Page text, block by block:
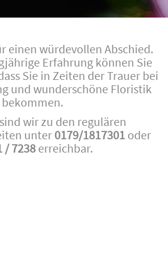
einen würdevollen Abschied.
Erfahrung können Sie
Sie in Zeiten der Trauer bei
und wunderschöne Floristik
bekommen.
wir zu den regulären
unter 0179/1817301 oder
/ 7238erreichbar.